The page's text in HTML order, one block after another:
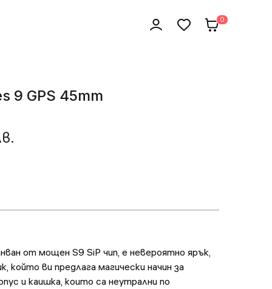
0
9 GPS 45mm
от мощен S9 SiP чип, е невероятно ярък,
който ви предлага магически начин за
и каишка, които са неутрални по